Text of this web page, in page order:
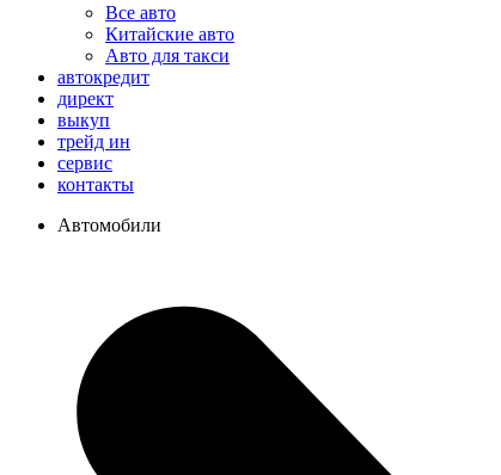
Все авто
Китайские авто
Авто для такси
автокредит
директ
выкуп
трейд ин
сервис
контакты
Автомобили